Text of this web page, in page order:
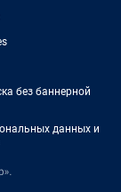
без баннерной
данных и